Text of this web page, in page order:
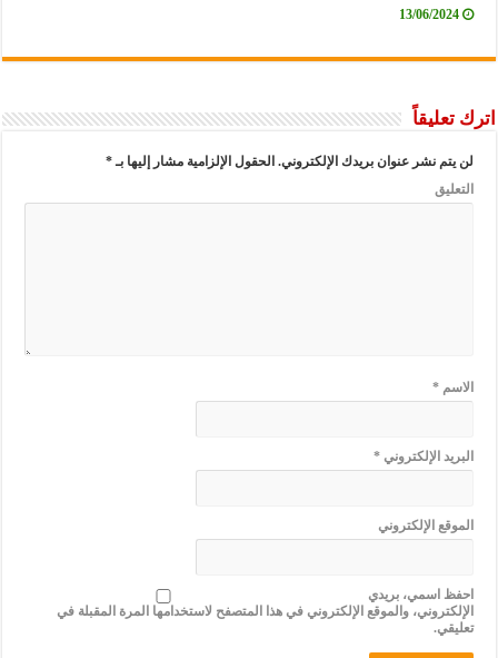
13/06/2024
اترك تعليقاً
لن يتم نشر عنوان بريدك الإلكتروني. الحقول الإلزامية مشار إليها بـ*
التعليق
الاسم*
البريد الإلكتروني*
الموقع الإلكتروني
احفظ اسمي، بريدي
الإلكتروني، والموقع الإلكتروني في هذا المتصفح لاستخدامها المرة المقبلة في
تعليقي.